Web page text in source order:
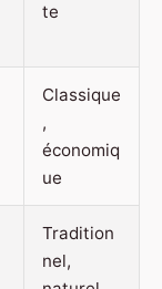
te
Classique
,
économiq
ue
Tradition
nel,